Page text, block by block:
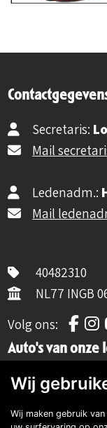
Secretaris:
Mail
Ledenadm.:
Mail
40482310
NL77 INGB
Volg ons:
Volg
Auto's van onze
Wij
Wij maken gebruik